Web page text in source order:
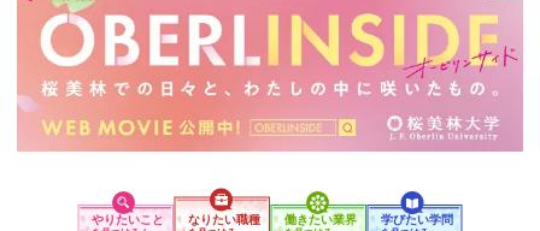
やりたいこと なりたい職種 働きたい業界 学びたい学問